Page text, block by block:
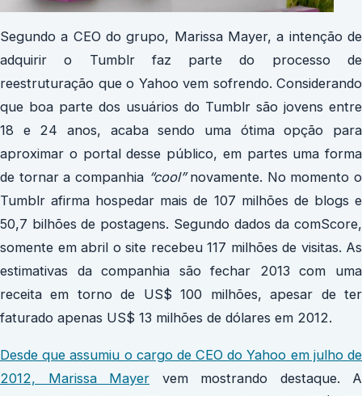
Segundo a CEO do grupo, Marissa Mayer, a intenção de
adquirir o Tumblr faz parte do processo de
reestruturação que o Yahoo vem sofrendo. Considerando
que boa parte dos usuários do Tumblr são jovens entre
18 e 24 anos, acaba sendo uma ótima opção para
aproximar o portal desse público, em partes uma forma
de tornar a companhia “cool”novamente. No momento o
Tumblr afirma hospedar mais de 107 milhões de blogs e
50,7 bilhões de postagens. Segundo dados da comScore,
somente em abril o site recebeu 117 milhões de visitas. As
estimativas da companhia são fechar 2013 com uma
receita em torno de US$ 100 milhões, apesar de ter
faturado apenas US$ 13 milhões de dólares em 2012.
Desde que assumiu o cargo de CEO do Yahoo em julho de
2012, Marissa Mayer vem mostrando destaque. A